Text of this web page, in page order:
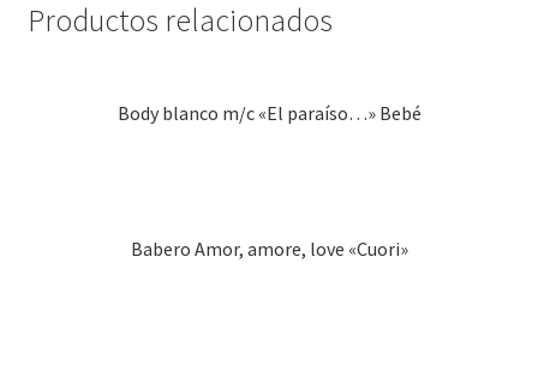
Productos relacionados
Body blanco m/c «El paraíso…» Bebé
Babero Amor, amore, love «Cuori»